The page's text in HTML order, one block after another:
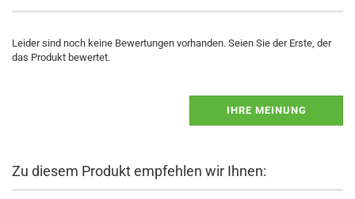
Leider sind noch keine Bewertungen vorhanden. Seien Sie der Erste, der
das Produkt bewertet.
IHRE MEINUNG
Zu diesem Produkt empfehlen wir Ihnen: